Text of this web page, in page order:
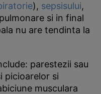
), sepsisului,
si in final
nu are tendinta la
parestezii sau
picioarelor si
musculara